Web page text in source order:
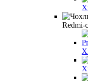
Redmi-